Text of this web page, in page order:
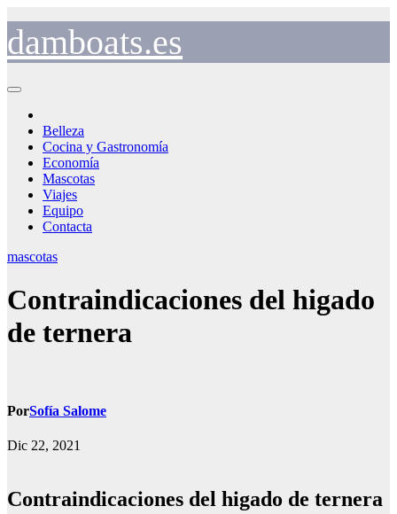
contenido
damboats.es
Belleza
Cocina y Gastronomía
Economía
Mascotas
Viajes
Equipo
Contacta
mascotas
Contraindicaciones del higado
de ternera
PorSofía Salome
Dic 22, 2021
Contraindicaciones del higado de ternera